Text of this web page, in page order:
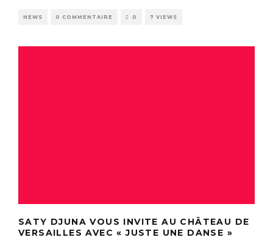
NEWS 0 COMMENTAIRE 0 7 VIEWS
SATY DJUNA VOUS INVITE AU CHÂTEAU DE
VERSAILLES AVEC « JUSTE UNE DANSE »